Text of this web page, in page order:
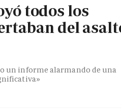
todos los
del
un informe alarmando de una